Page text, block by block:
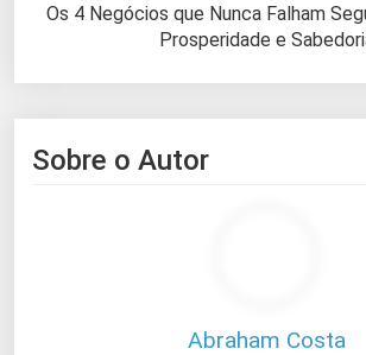
Os 4 Negócios que Nunca Falham
Prosperidade e
Sobre o Autor
Abraham Costa